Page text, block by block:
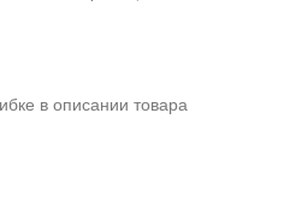
в описании товара